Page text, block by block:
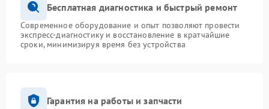
Бесплатная диагностика и быстрый ремонт
Современное оборудование и опыт позволяют провести
экспресс-диагностику и восстановление в кратчайшие
сроки, минимизируя время без устройства
Гарантия на работы и запчасти